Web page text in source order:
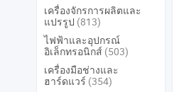
เครื่องจักรการผลิตและ
แปรรูป (813)
ไฟฟ้าและอุปกรณ์
อิเล็กทรอนิกส์ (503)
เครื่องมือช่างและ
ฮาร์ดแวร์ (354)